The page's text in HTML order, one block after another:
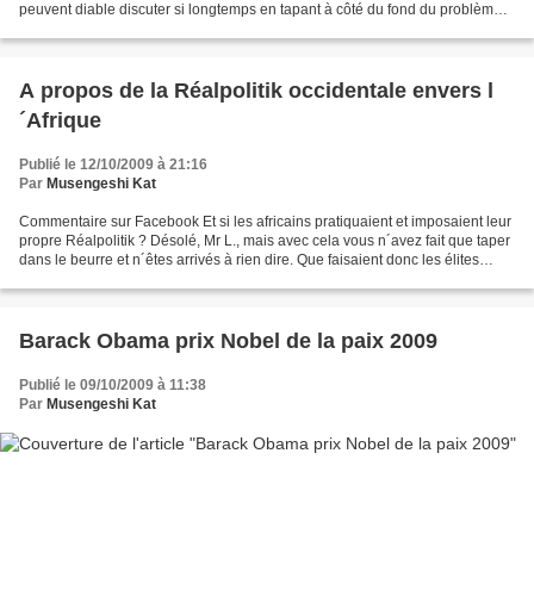
peuvent diable discuter si longtemps en tapant à côté du fond du problèmes
A propos de la Réalpolitik occidentale envers l
´Afrique
Publié le 12/10/2009 à 21:16
Par Musengeshi Kat
Commentaire sur Facebook Et si les africains pratiquaient et imposaient leur
propre Réalpolitik ? Désolé, Mr L., mais avec cela vous n´avez fait que taper
dans le beurre et n´êtes arrivés à rien dire. Que faisaient donc les élites
Barack Obama prix Nobel de la paix 2009
Publié le 09/10/2009 à 11:38
Par Musengeshi Kat